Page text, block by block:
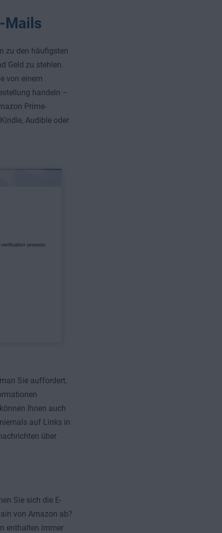
Mails
zu den häufigsten
Geld zu stehlen.
von einem
handeln –
Prime-
Audible oder
Sie auffordert,
Ihnen auch
auf Links in
über
Sie sich die E-
von Amazon ab?
enthalten immer